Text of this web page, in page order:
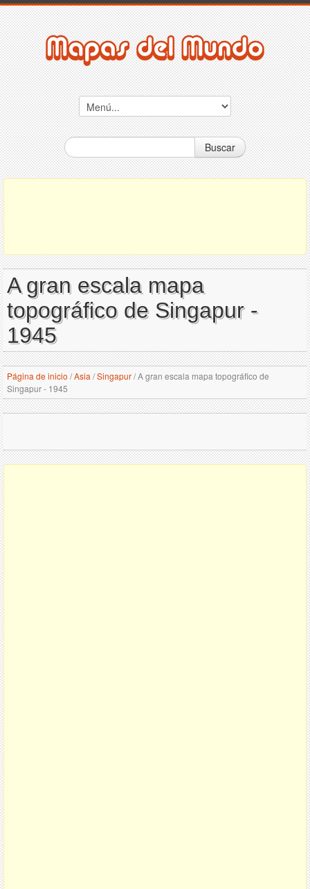
Buscar
A gran escala mapa
topográfico de Singapur -
1945
Página de inicio /Asia /Singapur/A gran escala mapa topográfico de
Singapur - 1945